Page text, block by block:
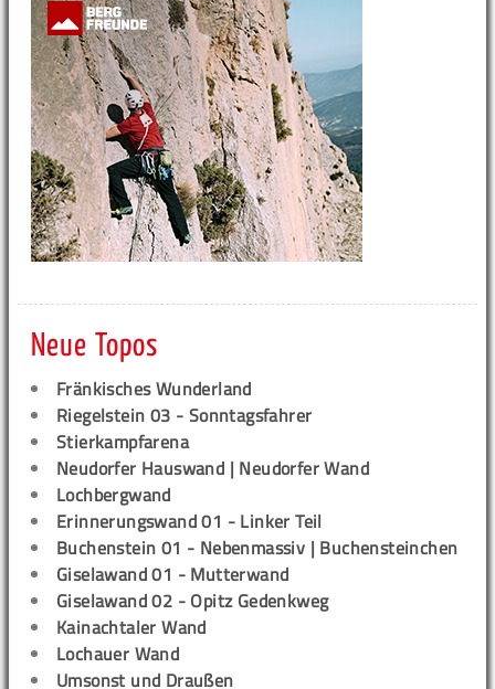
Neue Topos
Fränkisches Wunderland
Riegelstein 03 - Sonntagsfahrer
Stierkampfarena
Neudorfer Hauswand | Neudorfer Wand
Lochbergwand
Erinnerungswand 01 - Linker Teil
Buchenstein 01 - Nebenmassiv | Buchensteinchen
Giselawand 01 - Mutterwand
Giselawand 02 - Opitz Gedenkweg
Kainachtaler Wand
Lochauer Wand
Umsonst und Draußen